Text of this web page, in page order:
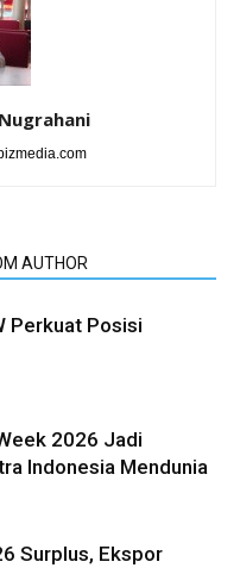
AUTHOR
Perkuat Posisi
2026 Jadi
Indonesia Mendunia
Surplus, Ekspor